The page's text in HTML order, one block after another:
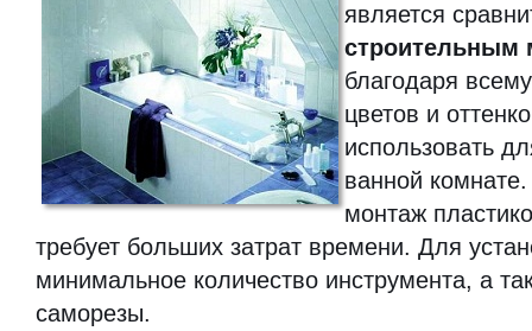
является
строительным
благодаря
цветов и
использовать
ванной
монтаж
требует больших затрат времени. Для
минимальное количество инструмента, а
саморезы.